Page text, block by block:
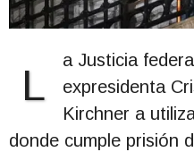
L
a Justicia
expresidenta
Kirchner a
donde cumple prisión